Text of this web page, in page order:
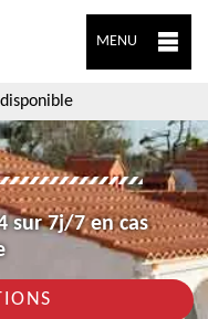
MENU
sur 7j/7 en cas